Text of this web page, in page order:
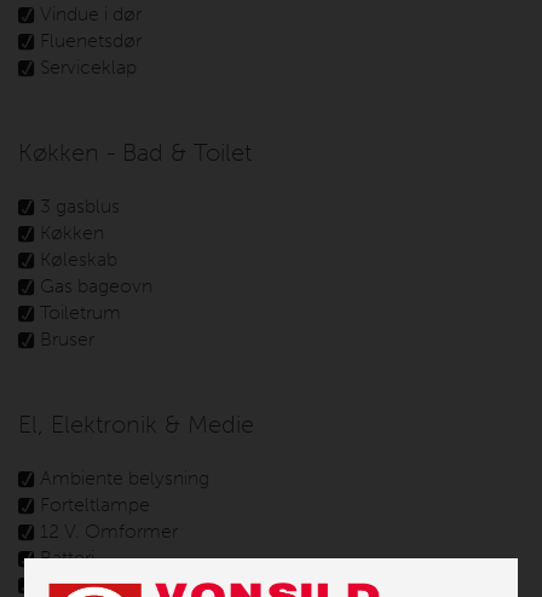
Vindue i dør
Fluenetsdør
Serviceklap
Køkken - Bad & Toilet
3 gasblus
Køkken
Køleskab
Gas bageovn
Toiletrum
Bruser
El, Elektronik & Medie
Ambiente belysning
Forteltlampe
12 V. Omformer
Batteri
Batterilader